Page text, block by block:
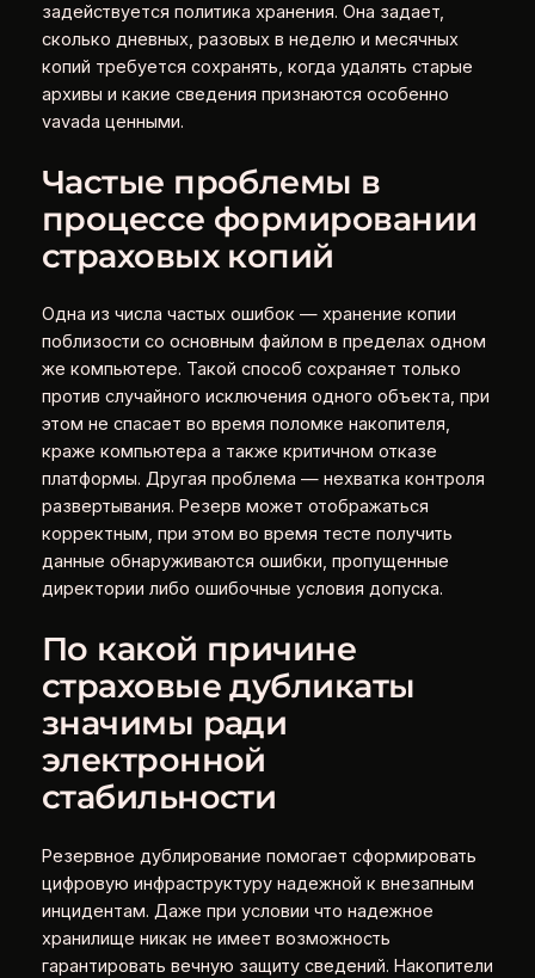
задействуется политика хранения. Она задает,
сколько дневных, разовых в неделю и месячных
копий требуется сохранять, когда удалять старые
архивы и какие сведения признаются особенно
vavada ценными.
Частые проблемы в
процессе формировании
страховых копий
Одна из числа частых ошибок — хранение копии
поблизости со основным файлом в пределах одном
же компьютере. Такой способ сохраняет только
против случайного исключения одного объекта, при
этом не спасает во время поломке накопителя,
краже компьютера а также критичном отказе
платформы. Другая проблема — нехватка контроля
развертывания. Резерв может отображаться
корректным, при этом во время тесте получить
данные обнаруживаются ошибки, пропущенные
директории либо ошибочные условия допуска.
По какой причине
страховые дубликаты
значимы ради
электронной
стабильности
Резервное дублирование помогает сформировать
цифровую инфраструктуру надежной к внезапным
инцидентам. Даже при условии что надежное
хранилище никак не имеет возможность
гарантировать вечную защиту сведений. Накопители